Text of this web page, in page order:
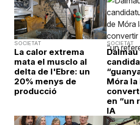
SOCIETAT
La calor extrema
mata el musclo al
delta de l'Ebre: un
20% menys de
producció
SOCIETAT
Móra la
en “un
IA